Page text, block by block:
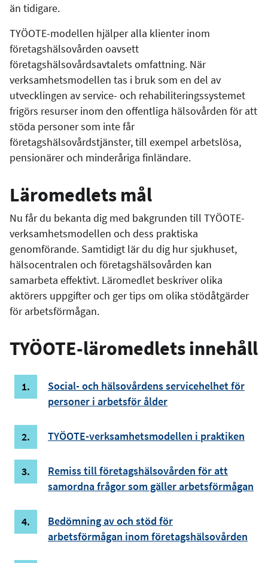
än tidigare.
TYÖOTE-modellen hjälper alla klienter inom
företagshälsovården oavsett
företagshälsovårdsavtalets omfattning. När
verksamhetsmodellen tas i bruk som en del av
utvecklingen av service- och rehabiliteringssystemet
frigörs resurser inom den offentliga hälsovården för att
stöda personer som inte får
företagshälsovårdstjänster, till exempel arbetslösa,
pensionärer och minderåriga finländare.
Läromedlets mål
Nu får du bekanta dig med bakgrunden till TYÖOTE-
verksamhetsmodellen och dess praktiska
genomförande. Samtidigt lär du dig hur sjukhuset,
hälsocentralen och företagshälsovården kan
samarbeta effektivt. Läromedlet beskriver olika
aktörers uppgifter och ger tips om olika stödåtgärder
för arbetsförmågan.
TYÖOTE-läromedlets innehåll
Social- och hälsovårdens servicehelhet för
personer i arbetsför ålder
TYÖOTE-verksamhetsmodellen i praktiken
Remiss till företagshälsovården för att
samordna frågor som gäller arbetsförmågan
Bedömning av och stöd för
arbetsförmågan inom företagshälsovården